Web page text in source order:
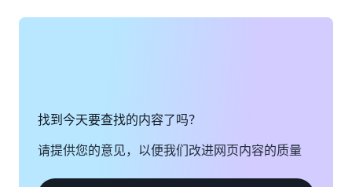
找到今天要查找的内容了吗？
请提供您的意见，以便我们改进网页内容的质量